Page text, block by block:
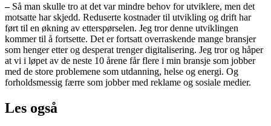
– Så man skulle tro at det var mindre behov for utviklere, men det
motsatte har skjedd. Reduserte kostnader til utvikling og drift har
ført til en økning av etterspørselen. Jeg tror denne utviklingen
kommer til å fortsette. Det er fortsatt overraskende mange bransjer
som henger etter og desperat trenger digitalisering. Jeg tror og håper
at vi i løpet av de neste 10 årene får flere i min bransje som jobber
med de store problemene som utdanning, helse og energi. Og
forholdsmessig færre som jobber med reklame og sosiale medier.
Les også